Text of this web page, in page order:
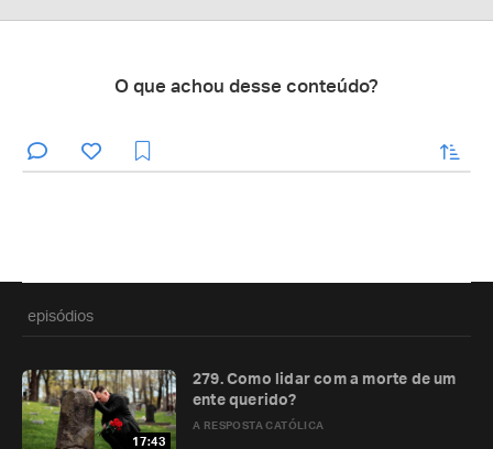
O que achou desse conteúdo?
enviar
episódios
17:43
A RESPOSTA CATÓLICA
279. Como lidar com a morte de um
ente querido?